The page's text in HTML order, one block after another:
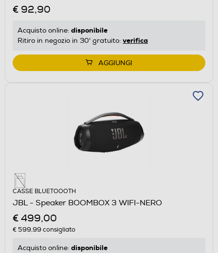
€ 92,90
Acquisto online: disponibile
Ritiro in negozio in 30' gratuito: verifica
AGGIUNGI
CASSE BLUETOOOTH
JBL - Speaker BOOMBOX 3 WIFI-NERO
€ 499,00
€ 599,99 consigliato
Acquisto online: disponibile